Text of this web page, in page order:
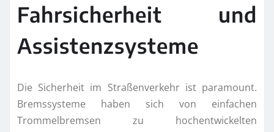
Fahrsicherheit und
Assistenzsysteme
Die Sicherheit im Straßenverkehr ist paramount.
Bremssysteme haben sich von einfachen
Trommelbremsen zu hochentwickelten